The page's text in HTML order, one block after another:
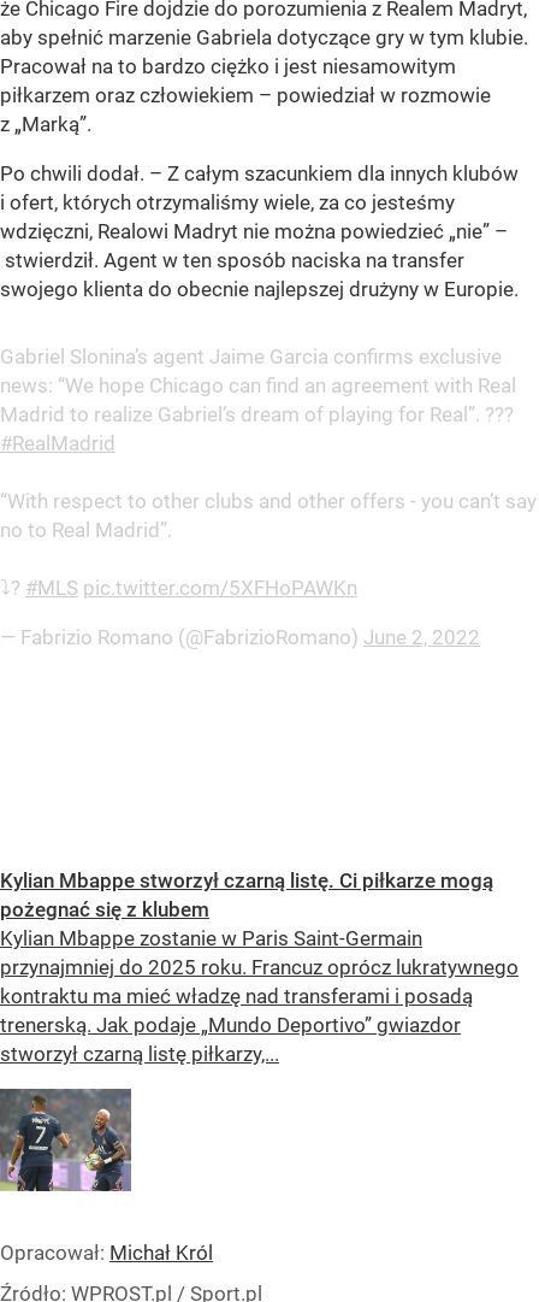
że Chicago Fire dojdzie do porozumienia z Realem Madryt,
aby spełnić marzenie Gabriela dotyczące gry w tym klubie.
Pracował na to bardzo ciężko i jest niesamowitym
piłkarzem oraz człowiekiem – powiedział w rozmowie
z „Marką”.
Po chwili dodał. – Z całym szacunkiem dla innych klubów
i ofert, których otrzymaliśmy wiele, za co jesteśmy
wdzięczni, Realowi Madryt nie można powiedzieć „nie” –
stwierdził. Agent w ten sposób naciska na transfer
swojego klienta do obecnie najlepszej drużyny w Europie.
Gabriel Slonina’s agent Jaime Garcia confirms exclusive
news: “We hope Chicago can find an agreement with Real
Madrid to realize Gabriel’s dream of playing for Real”. ???
#RealMadrid
“With respect to other clubs and other offers - you can’t say
no to Real Madrid”.
⤵️? #MLS pic.twitter.com/5XFHoPAWKn
— Fabrizio Romano (@FabrizioRomano) June 2, 2022
Kylian Mbappe stworzył czarną listę. Ci piłkarze mogą
pożegnać się z klubem
Kylian Mbappe zostanie w Paris Saint-Germain
przynajmniej do 2025 roku. Francuz oprócz lukratywnego
kontraktu ma mieć władzę nad transferami i posadą
trenerską. Jak podaje „Mundo Deportivo” gwiazdor
stworzył czarną listę piłkarzy,...
Opracował: Michał Król
Źródło: WPROST.pl / Sport.pl